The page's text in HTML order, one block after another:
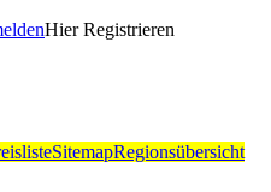
Hier Registrieren
SitemapRegionsübersicht